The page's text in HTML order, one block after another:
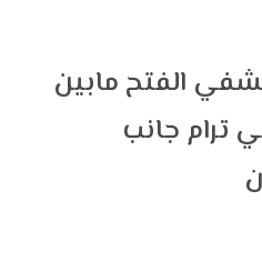
الفتح مابين
ترام جانب